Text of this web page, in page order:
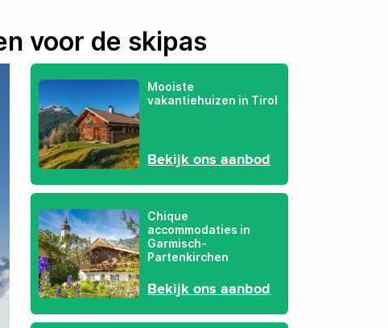
voor de skipas
Mooiste
vakantiehuizen in Tirol
Bekijk ons aanbod
Chique
accommodaties in
Garmisch-
Partenkirchen
Bekijk ons aanbod